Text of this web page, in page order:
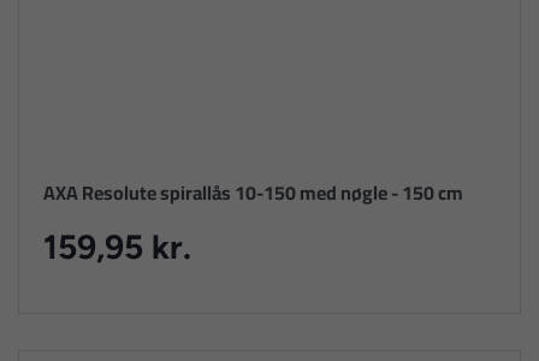
AXA Resolute spirallås 10-150 med nøgle - 150 cm
159,95 kr.